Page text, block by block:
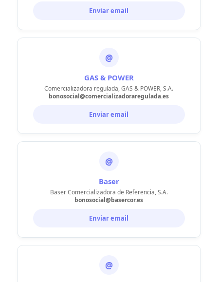
Enviar email
@
GAS & POWER
Comercializadora regulada, GAS & POWER, S.A.
bonosocial@comercializadoraregulada.es
Enviar email
@
Baser
Baser Comercializadora de Referencia, S.A.
bonosocial@basercor.es
Enviar email
@